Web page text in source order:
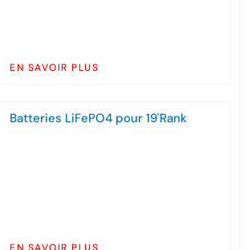
EN SAVOIR PLUS
Batteries LiFePO4 pour 19'Rank